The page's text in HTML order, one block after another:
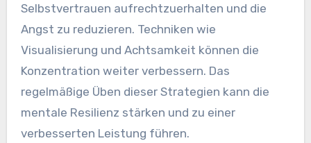
Selbstvertrauen aufrechtzuerhalten und die
Angst zu reduzieren. Techniken wie
Visualisierung und Achtsamkeit können die
Konzentration weiter verbessern. Das
regelmäßige Üben dieser Strategien kann die
mentale Resilienz stärken und zu einer
verbesserten Leistung führen.